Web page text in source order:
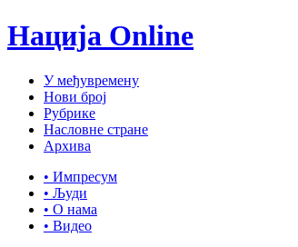
Нација Online
У међувремену
Нови број
Рубрике
Насловне стране
Архива
• Импресум
• Људи
• О нама
• Видео